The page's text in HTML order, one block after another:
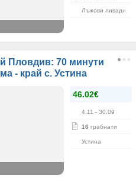
Лъжови ливади
Пловдив: 70 минути
- край с. Устина
46.02€
4.11 - 30.09
16 грабнати
Устина